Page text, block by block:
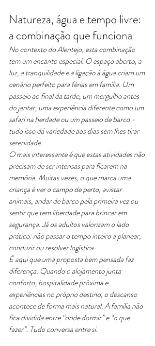
Natureza, água e tempo livre:
a combinação que funciona
No contexto do Alentejo, esta combinação
tem um encanto especial. O espaço aberto, a
luz, a tranquilidade e a ligação à água criam um
cenário perfeito para férias em família. Um
passeio ao final da tarde, um mergulho antes
do jantar, uma experiência diferente como um
safari na herdade ou um passeio de barco -
tudo isso dá variedade aos dias sem lhes tirar
serenidade.
O mais interessante é que estas atividades não
precisam de ser intensas para ficarem na
memória. Muitas vezes, o que marca uma
criança é ver o campo de perto, avistar
animais, andar de barco pela primeira vez ou
sentir que tem liberdade para brincar em
segurança. Já os adultos valorizam o lado
prático: não passar o tempo inteiro a planear,
conduzir ou resolver logística.
É aqui que uma proposta bem pensada faz
diferença. Quando o alojamento junta
conforto, hospitalidade próxima e
experiências no próprio destino, o descanso
acontece de forma mais natural. A família não
fica dividida entre “onde dormir” e “o que
fazer”. Tudo conversa entre si.